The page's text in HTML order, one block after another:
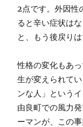
2点です。外因性
ると辛い症状は
と、もう後戻りは
性格の変化もあ
生が変えられて
ンな人」という
由良町での風力
ーマンが、この